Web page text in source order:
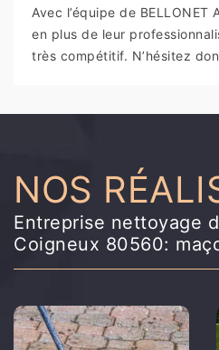
Avec l’équipe de
en plus de leur
très compétitif. N’hésitez
NOS
Entreprise nettoyage
Coigneux 80560: